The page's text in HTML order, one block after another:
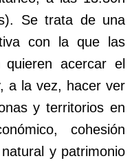
Se trata de una
con la que las
quieren acercar el
a la vez, hacer ver
y territorios en
cohesión
y patrimonio